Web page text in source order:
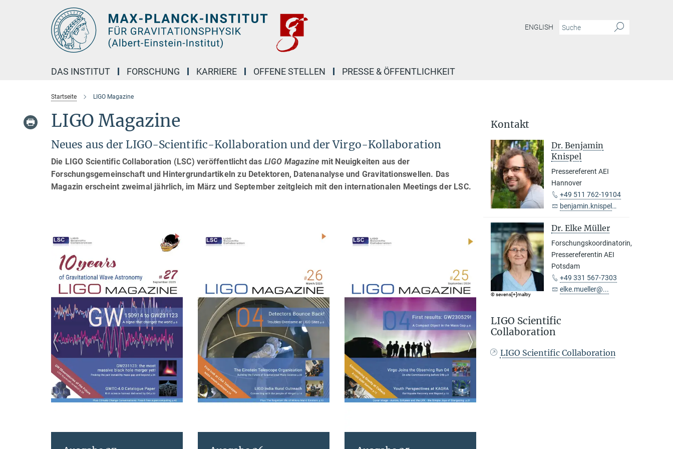
ENGLISH
DAS INSTITUT FORSCHUNG KARRIERE OFFENE STELLEN PRESSE & ÖFFENTLICHKEIT
Startseite LIGO Magazine
LIGO Magazine
Neues aus der LIGO-Scientific-Kollaboration und der Virgo-Kollaboration
Die LIGO Scientific Collaboration (LSC) veröffentlicht das LIGO Magazine mit Neuigkeiten aus der
Forschungsgemeinschaft und Hintergrundartikeln zu Detektoren, Datenanalyse und Gravitationswellen. Das
Magazin erscheint zweimal jährlich, im März und September zeitgleich mit den internationalen Meetings der LSC.
Kontakt
Dr. Benjamin
Knispel
Pressereferent AEI
Hannover
+49 511 762-19104
benjamin.knispel@...
© sevens[+]maltry
Dr. Elke Müller
Forschungskoordinatorin,
Pressereferentin AEI
Potsdam
+49 331 567-7303
elke.mueller@...
LIGO Scientific
Collaboration
LIGO Scientific Collaboration